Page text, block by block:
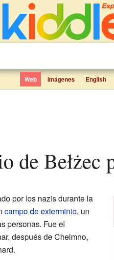
Web Imágenes English
de Bełżec
por los nazis durante la
campo de exterminio, un
personas. Fue el
después de Chelmno,